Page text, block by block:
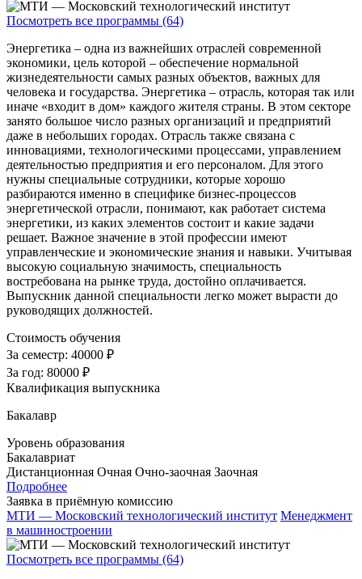
Посмотреть все программы (64)
Энергетика – одна из важнейших отраслей современной
экономики, цель которой – обеспечение нормальной
жизнедеятельности самых разных объектов, важных для
человека и государства. Энергетика – отрасль, которая так или
иначе «входит в дом» каждого жителя страны. В этом секторе
занято большое число разных организаций и предприятий
даже в небольших городах. Отрасль также связана с
инновациями, технологическими процессами, управлением
деятельностью предприятия и его персоналом. Для этого
нужны специальные сотрудники, которые хорошо
разбираются именно в специфике бизнес-процессов
энергетической отрасли, понимают, как работает система
энергетики, из каких элементов состоит и какие задачи
решает. Важное значение в этой профессии имеют
управленческие и экономические знания и навыки. Учитывая
высокую социальную значимость, специальность
востребована на рынке труда, достойно оплачивается.
Выпускник данной специальности легко может вырасти до
руководящих должностей.
Стоимость обучения
За семестр: 40000 ₽
За год: 80000 ₽
Квалификация выпускника
Бакалавр
Уровень образования
Бакалавриат
Дистанционная Очная Очно-заочная Заочная
Подробнее
Заявка в приёмную комиссию
МТИ — Московский технологический институт Менеджмент
в машиностроении
Посмотреть все программы (64)